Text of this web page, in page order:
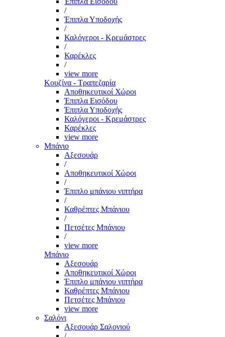
/
Έπιπλα Υποδοχής
/
Καλόγεροι - Κρεμάστρες
/
Καρέκλες
/
view more
Κουζίνα - Τραπεζαρία
Αποθηκευτικοί Χώροι
Έπιπλα Εισόδου
Έπιπλα Υποδοχής
Καλόγεροι - Κρεμάστρες
Καρέκλες
view more
Μπάνιο
Αξεσουάρ
/
Αποθηκευτικοί Χώροι
/
Έπιπλο μπάνιου νιπτήρα
/
Καθρέπτες Μπάνιου
/
Πετσέτες Μπάνιου
/
view more
Μπάνιο
Αξεσουάρ
Αποθηκευτικοί Χώροι
Έπιπλο μπάνιου νιπτήρα
Καθρέπτες Μπάνιου
Πετσέτες Μπάνιου
view more
Σαλόνι
Αξεσουάρ Σαλονιού